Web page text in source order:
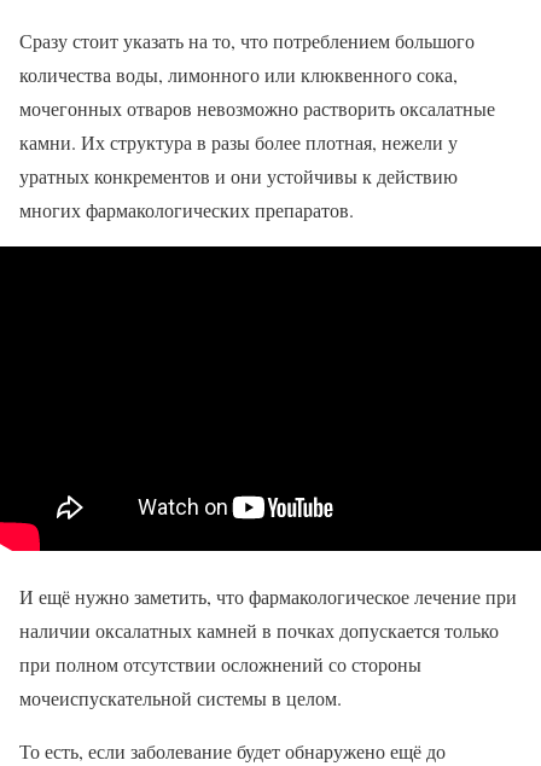
Сразу стоит указать на то, что потреблением большого
количества воды, лимонного или клюквенного сока,
мочегонных отваров невозможно растворить оксалатные
камни. Их структура в разы более плотная, нежели у
уратных конкрементов и они устойчивы к действию
многих фармакологических препаратов.
И ещё нужно заметить, что фармакологическое лечение при
наличии оксалатных камней в почках допускается только
при полном отсутствии осложнений со стороны
мочеиспускательной системы в целом.
То есть, если заболевание будет обнаружено ещё до